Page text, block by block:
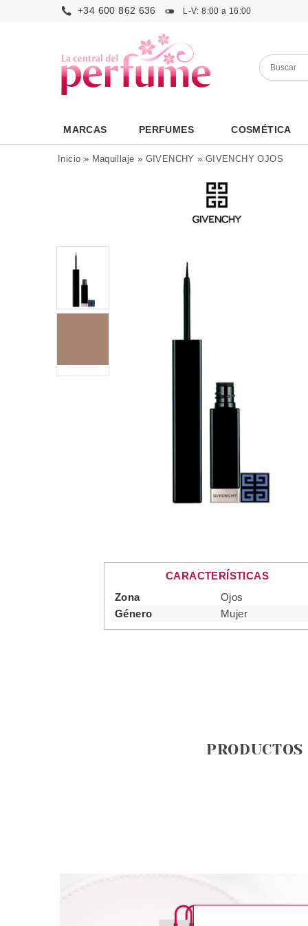
+34 600 862 636 L-V: 8:00 a 16:00
MARCAS PERFUMES COSMÉTICA
Inicio » Maquillaje » GIVENCHY » GIVENCHY OJOS
CARACTERÍSTICAS
Zona
Ojos
Género
Mujer